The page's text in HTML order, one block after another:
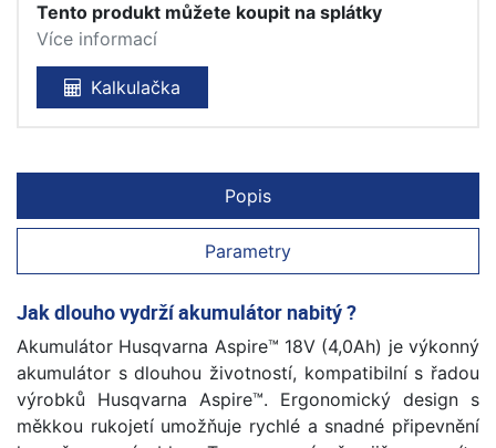
Tento produkt můžete koupit na splátky
Více informací
Kalkulačka
Popis
Parametry
Jak dlouho vydrží akumulátor nabitý ?
Akumulátor Husqvarna Aspire™ 18V (4,0Ah) je výkonný
akumulátor s dlouhou životností, kompatibilní s řadou
výrobků Husqvarna Aspire™. Ergonomický design s
měkkou rukojetí umožňuje rychlé a snadné připevnění